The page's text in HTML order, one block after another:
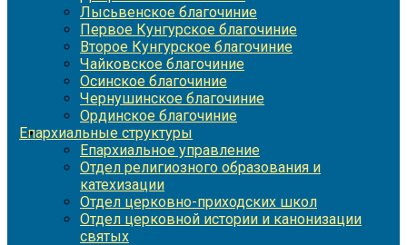
Лысьвенское благочиние
Первое Кунгурское благочиние
Второе Кунгурское благочиние
Чайковское благочиние
Осинское благочиние
Чернушинское благочиние
Ординское благочиние
Епархиальные структуры
Епархиальное управление
Отдел религиозного образования и
катехизации
Отдел церковно-приходских школ
Отдел церковной истории и канонизации
святых